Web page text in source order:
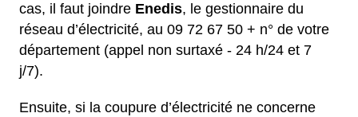
cas, il faut joindre Enedis, le gestionnaire du
réseau d’électricité, au 09 72 67 50 + n° de votre
département (appel non surtaxé - 24 h/24 et 7
j/7).
Ensuite, si la coupure d’électricité ne concerne